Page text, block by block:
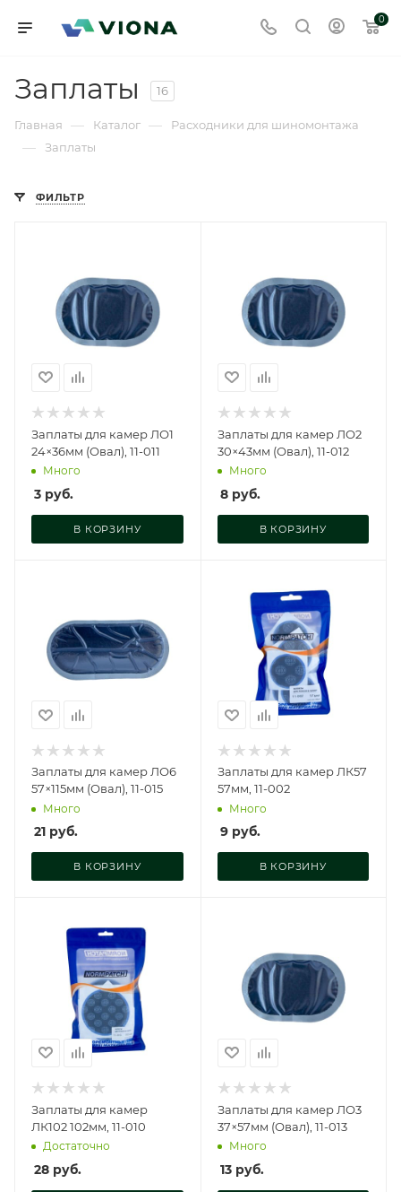
0
Заплаты 16
Главная — Каталог — Расходники для шиномонтажа
— Заплаты
ФИЛЬТР
Заплаты для камер ЛО1
24×36мм (Овал), 11-011
Много
3 руб.
В КОРЗИНУ
Заплаты для камер ЛО2
30×43мм (Овал), 11-012
Много
8руб.
В КОРЗИНУ
Заплаты для камер ЛО6
57×115мм (Овал), 11-015
Много
21 руб.
В КОРЗИНУ
Заплаты для камер ЛК57
57мм, 11-002
Много
9руб.
В КОРЗИНУ
Заплаты для камер
ЛК102 102мм, 11-010
Достаточно
28 руб.
Заплаты для камер ЛО3
37×57мм (Овал), 11-013
Много
13руб.